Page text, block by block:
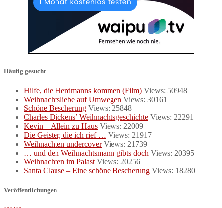
Häufig gesucht
Hilfe, die Herdmanns kommen (Film) Views: 50948
Weihnachtsliebe auf Umwegen Views: 30161
Schöne Bescherung Views: 25848
Charles Dickens’ Weihnachtsgeschichte Views: 22291
Kevin – Allein zu Haus Views: 22009
Die Geister, die ich rief … Views: 21917
Weihnachten undercover Views: 21739
… und den Weihnachtsmann gibts doch Views: 20395
Weihnachten im Palast Views: 20256
Santa Clause – Eine schöne Bescherung Views: 18280
Veröffentlichungen